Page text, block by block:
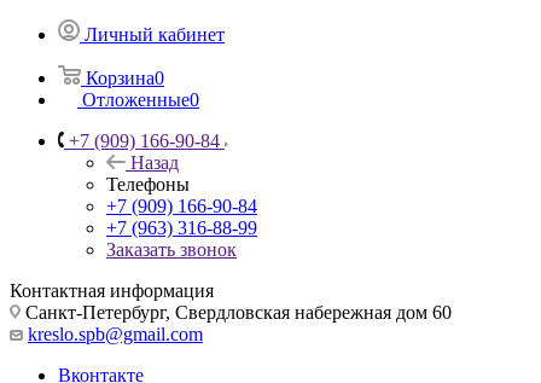
Личный кабинет
Корзина0
Отложенные0
+7 (909) 166-90-84
Назад
Телефоны
+7 (909) 166-90-84
+7 (963) 316-88-99
Заказать звонок
Контактная информация
Санкт-Петербург, Свердловская набережная дом 60
kreslo.spb@gmail.com
Вконтакте